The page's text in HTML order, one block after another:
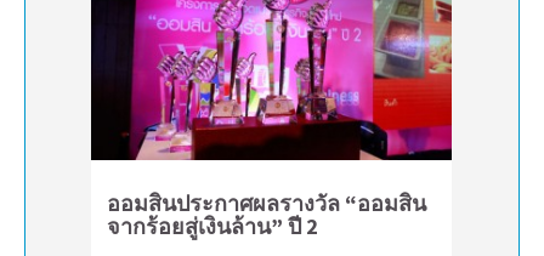
ออมสินประกาศผลรางวัล “ออมสิน
จากร้อยสู่เงินล้าน” ปี 2